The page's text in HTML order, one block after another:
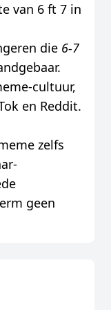
van 6 ft 7 in
die 6-7
cultuur,
en Reddit.
zelfs
geen